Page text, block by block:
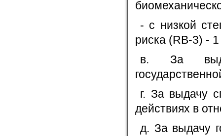
- с низкой
риска (RB-3) -
в. За
г. За выдачу
действиях в
д. За выдачу